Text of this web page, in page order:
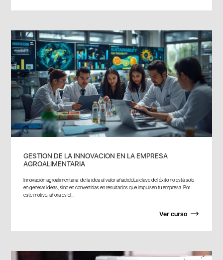
GESTION DE LA INNOVACION EN LA EMPRESA
AGROALIMENTARIA
Innovación agroalimentaria: de la idea al valor añadidoLa clave del éxito no está solo
en generar ideas, sino en convertirlas en resultados que impulsen tu empresa. Por
este motivo, ahora es el...
Ver curso